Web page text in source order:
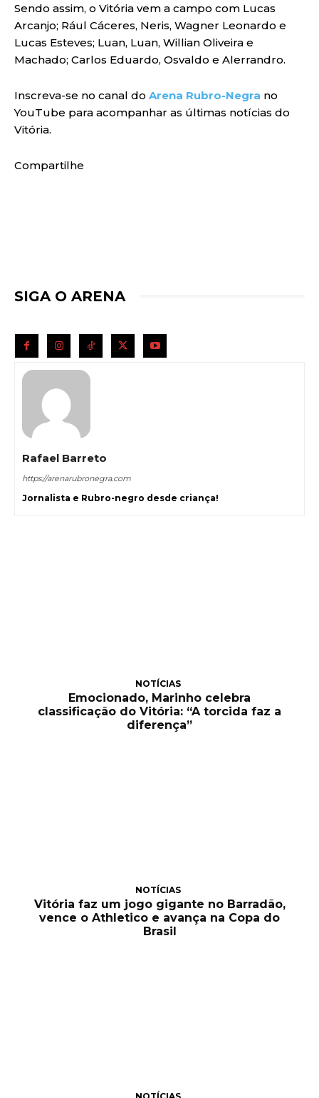
Sendo assim, o Vitória vem a campo com Lucas
Arcanjo; Rául Cáceres, Neris, Wagner Leonardo e
Lucas Esteves; Luan, Luan, Willian Oliveira e
Machado; Carlos Eduardo, Osvaldo e Alerrandro.
Inscreva-se no canal do Arena Rubro-Negra no
YouTube para acompanhar as últimas notícias do
Vitória.
Compartilhe
SIGA O ARENA
Rafael Barreto
https://arenarubronegra.com
Jornalista e Rubro-negro desde criança!
NOTÍCIAS
Emocionado, Marinho celebra
classificação do Vitória: “A torcida faz a
diferença”
NOTÍCIAS
Vitória faz um jogo gigante no Barradão,
vence o Athletico e avança na Copa do
Brasil